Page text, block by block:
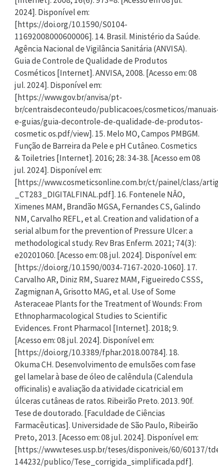
2024]. Disponível em:
[https://doi.org/10.1590/S0104-
11692008000600006]. 14. Brasil. Ministério da Saúde.
Agência Nacional de Vigilância Sanitária (ANVISA).
Guia de Controle de Qualidade de Produtos
Cosméticos [Internet]. ANVISA, 2008. [Acesso em: 08
jul. 2024]. Disponível em:
[https://www.gov.br/anvisa/pt-
br/centraisdeconteudo/publicacoes/cosmeticos/
e-guias/guia-decontrole-de-qualidade-de-produtos-
cosmetic os.pdf/view]. 15. Melo MO, Campos PMBGM.
Função de Barreira da Pele e pH Cutâneo. Cosmetics
& Toiletries [Internet]. 2016; 28: 34-38. [Acesso em 08
jul. 2024]. Disponível em:
[https://www.cosmeticsonline.com.br/ct/painel/class/
_CT283_DIGITALFINAL.pdf]. 16. Fontenele NÂO,
Ximenes MAM, Brandão MGSA, Fernandes CS, Galindo
NM, Carvalho REFL, et al. Creation and validation of a
serial album for the prevention of Pressure Ulcer: a
methodological study. Rev Bras Enferm. 2021; 74(3):
e20201060. [Acesso em: 08 jul. 2024]. Disponível em:
[https://doi.org/10.1590/0034-7167-2020-1060]. 17.
Carvalho AR, Diniz RM, Suarez MAM, Figueiredo CSSS,
Zagmignan A, Grisotto MAG, et al. Use of Some
Asteraceae Plants for the Treatment of Wounds: From
Ethnopharmacological Studies to Scientific
Evidences. Front Pharmacol [Internet]. 2018; 9.
[Acesso em: 08 jul. 2024]. Disponível em:
[https://doi.org/10.3389/fphar.2018.00784]. 18.
Okuma CH. Desenvolvimento de emulsões com fase
gel lamelar à base de óleo de calêndula (Calendula
officinalis) e avaliação da atividade cicatricial em
úlceras cutâneas de ratos. Ribeirão Preto. 2013. 90f.
Tese de doutorado. [Faculdade de Ciências
Farmacêuticas]. Universidade de São Paulo, Ribeirão
Preto, 2013. [Acesso em: 08 jul. 2024]. Disponível em:
[https://www.teses.usp.br/teses/disponiveis/60/60137/
144232/publico/Tese_corrigida_simplificada.pdf].